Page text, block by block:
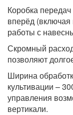
Коробка
вперёд (включая
работы с
Скромный
позволяют
Ширина
культивации –
управления
вертикали.